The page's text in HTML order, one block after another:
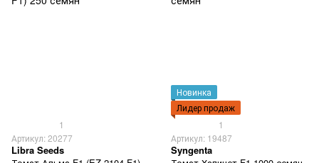
1
Артикул: 20277
Libra Seeds
Новинка
Лидер продаж
1
Артикул: 19487
Syngenta